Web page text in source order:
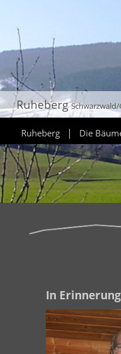
Ruheberg
Ruheberg | Die
In